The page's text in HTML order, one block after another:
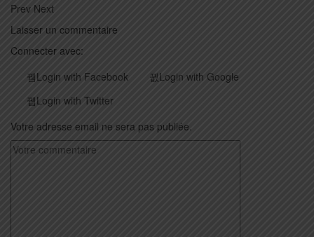
Prev Next
Laisser un commentaire
Connecter avec:
Login with Facebook
Login with Google
Login with Twitter
Votre adresse email ne sera pas publiée.